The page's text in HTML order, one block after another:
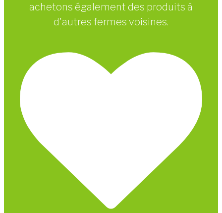
achetons également des produits à
d'autres fermes voisines.